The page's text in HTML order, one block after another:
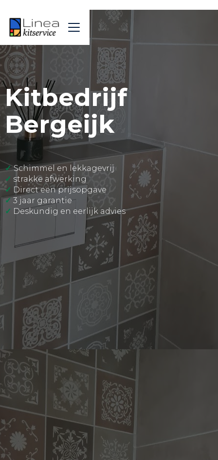
Kitbedrijf
Bergeijk
✓Schimmel en lekkagevrij
✓ strakke afwerking
✓ Direct een prijsopgave
✓ 3 jaar garantie
✓ Deskundig en eerlijk advies